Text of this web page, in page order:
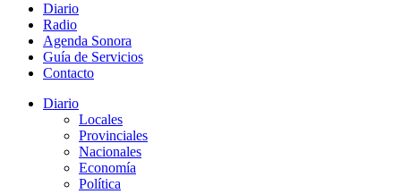
Diario
Radio
Agenda Sonora
Guía de Servicios
Contacto
Diario
Locales
Provinciales
Nacionales
Economía
Política